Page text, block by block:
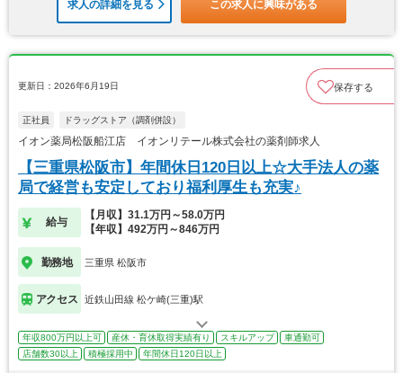
求人の詳細を見る この求人に興味がある
更新日：2026年6月19日 保存する
正社員 ドラッグストア（調剤併設）
イオン薬局松阪船江店 イオンリテール株式会社の薬剤師求人
【三重県松阪市】年間休日120日以上☆大手法人の薬
局で経営も安定しており福利厚生も充実♪
給与
【月収】31.1万円～58.0万円
【年収】492万円～846万円
勤務地 三重県 松阪市
アクセス 近鉄山田線 松ケ崎(三重)駅
年収800万円以上可 産休・育休取得実績有り スキルアップ
車通勤可
店舗数30以上
積極採用中 年間休日120日以上